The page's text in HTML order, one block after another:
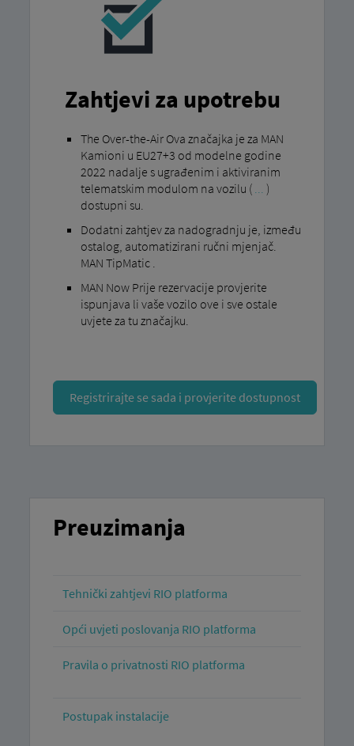
Zahtjevi za upotrebu
The Over-the-Air Ova značajka je za MAN
Kamioni u EU27+3 od modelne godine
2022 nadalje s ugrađenim i aktiviranim
telematskim modulom na vozilu ( ... )
dostupni su.
Dodatni zahtjev za nadogradnju je, između
ostalog, automatizirani ručni mjenjač.
MAN TipMatic .
MAN Now Prije rezervacije provjerite
ispunjava li vaše vozilo ove i sve ostale
uvjete za tu značajku.
Registrirajte se sada i provjerite dostupnost
Preuzimanja
Tehnički zahtjevi RIO platforma
Opći uvjeti poslovanja RIO platforma
Pravila o privatnosti RIO platforma
Postupak instalacije